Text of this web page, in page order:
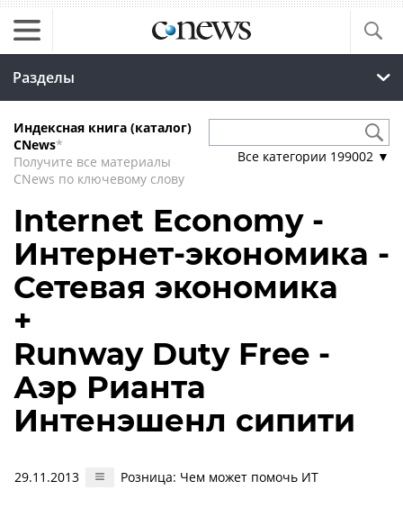
Разделы
Индексная книга (каталог)
CNews*
Получите все материалы
CNews по ключевому слову
Все категории 199002 ▼
Internet Economy -
Интернет-экономика -
Сетевая экономика
+
Runway Duty Free -
Аэр Рианта
Интенэшенл сипити
29.11.2013 Розница: Чем может помочь ИТ